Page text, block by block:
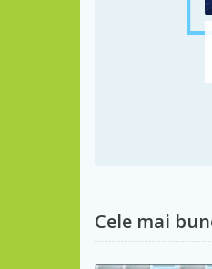
Cele mai